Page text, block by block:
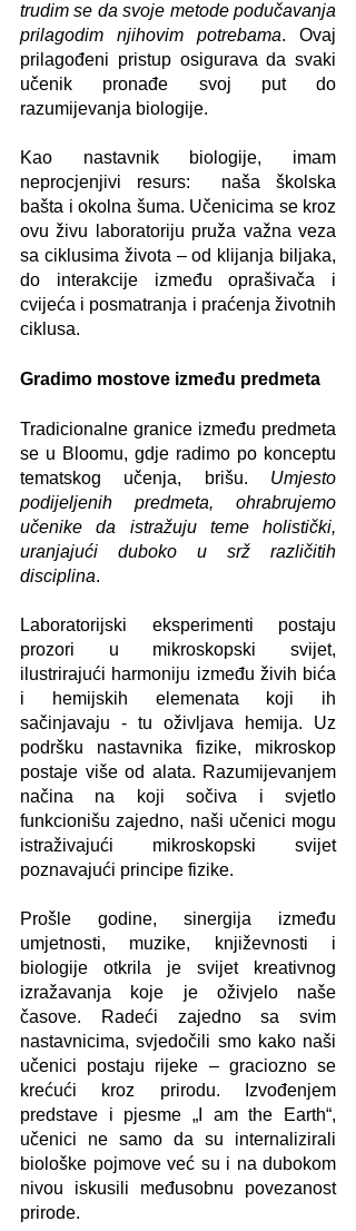
trudim se da svoje metode podučavanja
prilagodim njihovim potrebama. Ovaj
prilagođeni pristup osigurava da svaki
učenik pronađe svoj put do
razumijevanja biologije.
Kao nastavnik biologije, imam
neprocjenjivi resurs:  naša školska
bašta i okolna šuma. Učenicima se kroz
ovu živu laboratoriju pruža važna veza
sa ciklusima života – od klijanja biljaka,
do interakcije između oprašivača i
cvijeća i posmatranja i praćenja životnih
ciklusa.
Gradimo mostove između predmeta
Tradicionalne granice između predmeta
se u Bloomu, gdje radimo po konceptu
tematskog učenja, brišu. Umjesto
podijeljenih predmeta, ohrabrujemo
učenike da istražuju teme holistički,
uranjajući duboko u srž različitih
disciplina.
Laboratorijski eksperimenti postaju
prozori u mikroskopski svijet,
ilustrirajući harmoniju između živih bića
i hemijskih elemenata koji ih
sačinjavaju - tu oživljava hemija. Uz
podršku nastavnika fizike, mikroskop
postaje više od alata. Razumijevanjem
načina na koji sočiva i svjetlo
funkcionišu zajedno, naši učenici mogu
istraživajući mikroskopski svijet
poznavajući principe fizike.
Prošle godine, sinergija između
umjetnosti, muzike, književnosti i
biologije otkrila je svijet kreativnog
izražavanja koje je oživjelo naše
časove. Radeći zajedno sa svim
nastavnicima, svjedočili smo kako naši
učenici postaju rijeke – graciozno se
krećući kroz prirodu. Izvođenjem
predstave i pjesme „I am the Earth“,
učenici ne samo da su internalizirali
biološke pojmove već su i na dubokom
nivou iskusili međusobnu povezanost
prirode.